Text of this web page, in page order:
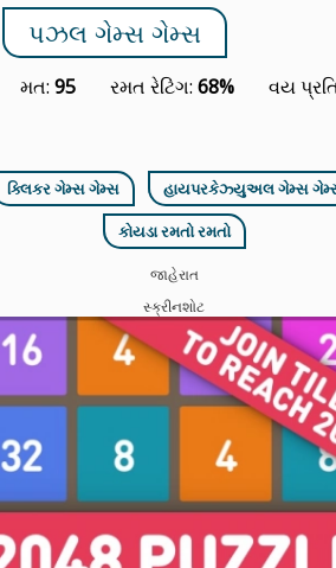
પઝલ ગેમ્સ ગેમ્સ
મત: 95 રમત રેટિંગ: 68% વય
ક્લિકર ગેમ્સ ગેમ્સ
હાયપરકેઝ્યુઅલ ગેમ્સ
કોયડા રમતો રમતો
જાહેરાત
સ્ક્રીનશોટ